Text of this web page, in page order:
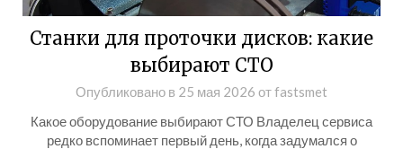
Станки для проточки дисков: какие
выбирают СТО
Опубликовано в 25 мая 2026 отfastsmet
Какое оборудование выбирают СТО Владелец сервиса
редко вспоминает первый день, когда задумался о